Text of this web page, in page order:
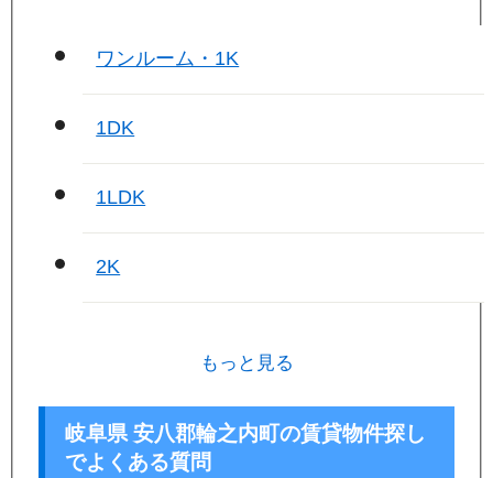
ワンルーム・1K
1DK
1LDK
2K
もっと見る
岐阜県 安八郡輪之内町の賃貸物件探し
でよくある質問